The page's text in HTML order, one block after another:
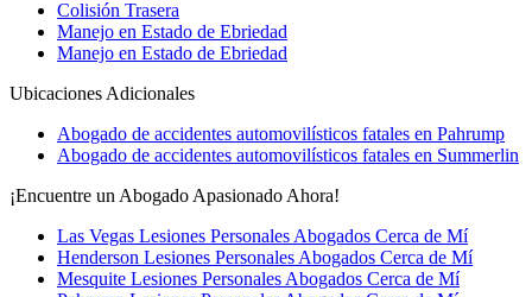
Colisión Trasera
Manejo en Estado de Ebriedad
Manejo en Estado de Ebriedad
Ubicaciones Adicionales
Abogado de accidentes automovilísticos fatales en Pahrump
Abogado de accidentes automovilísticos fatales en Summerlin
¡Encuentre un Abogado Apasionado Ahora!
Las Vegas Lesiones Personales Abogados Cerca de Mí
Henderson Lesiones Personales Abogados Cerca de Mí
Mesquite Lesiones Personales Abogados Cerca de Mí